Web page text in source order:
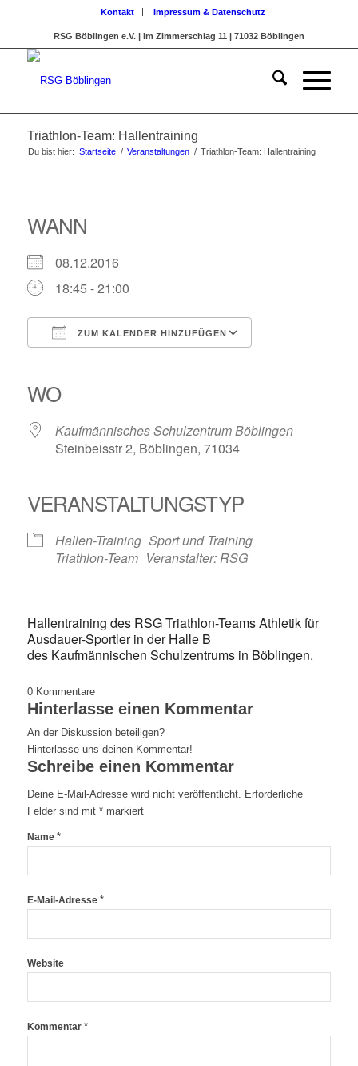
Kontakt Impressum & Datenschutz
RSG Böblingen e.V. | Im Zimmerschlag 11 | 71032 Böblingen
Triathlon-Team: Hallentraining
Du bist hier: Startseite / Veranstaltungen / Triathlon-Team: Hallentraining
WANN
08.12.2016
18:45 - 21:00
ZUM KALENDER HINZUFÜGEN
WO
Kaufmännisches Schulzentrum Böblingen
Steinbeisstr 2, Böblingen, 71034
VERANSTALTUNGSTYP
Hallen-Training Sport und Training
Triathlon-Team Veranstalter: RSG
Hallentraining des RSG Triathlon-Teams Athletik für
Ausdauer-Sportler in der Halle B
des Kaufmännischen Schulzentrums in Böblingen.
0 Kommentare
Hinterlasse einen Kommentar
An der Diskussion beteiligen?
Hinterlasse uns deinen Kommentar!
Schreibe einen Kommentar
Deine E-Mail-Adresse wird nicht veröffentlicht. Erforderliche
Felder sind mit *markiert
Name *
E-Mail-Adresse *
Website
Kommentar *